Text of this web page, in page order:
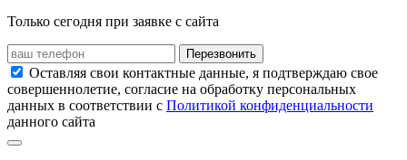
Только сегодня при заявке с сайта
Перезвонить
Оставляя свои контактные данные, я подтверждаю свое
совершеннолетие, согласие на обработку персональных
данных в соответствии с Политикой конфиденциальности
данного сайта